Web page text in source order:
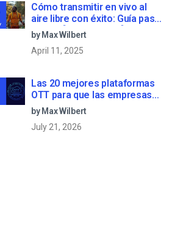
Cómo transmitir en vivo al
aire libre con éxito: Guía paso
a paso [2021 Update]
by Max Wilbert
April 11, 2025
Las 20 mejores plataformas
OTT para que las empresas
creen su propio servicio de
streaming (2026)
by Max Wilbert
July 21, 2026